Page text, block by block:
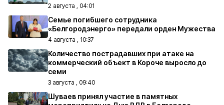
2 августа , 04:01
Семье погибшего сотрудника
«Белгородэнерго» передали орден Мужества
4 августа , 10:37
Количество пострадавших при атаке на
коммерческий объект в Короче выросло до
семи
3 августа , 09:40
Шуваев принял участие в памятных